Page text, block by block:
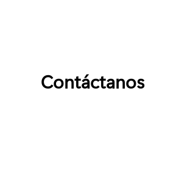
Contáctanos